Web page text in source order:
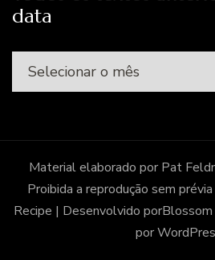
data
Todos
os
anteriores,
por
data
Material elaborado por Pat
Proibida a reprodução sem
Recipe | Desenvolvido por
por